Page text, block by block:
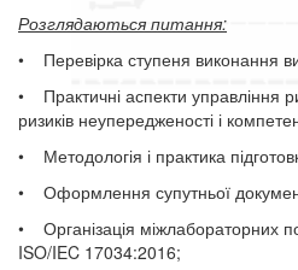
Розглядаються питання:
• Перевірка ступеня виконання
• Практичні аспекти управління
ризиків неупередженості і
• Методологія і практика
• Оформлення супутньої
• Організація міжлабораторних
ISO/IEC 17034:2016;